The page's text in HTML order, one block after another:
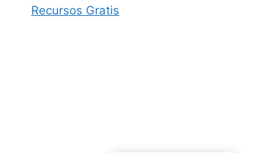
Recursos Gratis